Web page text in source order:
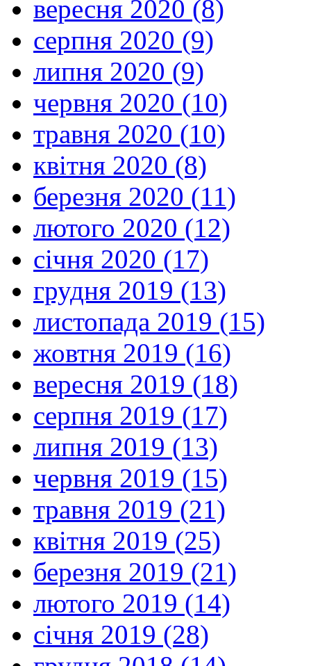
вересня 2020 (8)
серпня 2020 (9)
липня 2020 (9)
червня 2020 (10)
травня 2020 (10)
квітня 2020 (8)
березня 2020 (11)
лютого 2020 (12)
січня 2020 (17)
грудня 2019 (13)
листопада 2019 (15)
жовтня 2019 (16)
вересня 2019 (18)
серпня 2019 (17)
липня 2019 (13)
червня 2019 (15)
травня 2019 (21)
квітня 2019 (25)
березня 2019 (21)
лютого 2019 (14)
січня 2019 (28)